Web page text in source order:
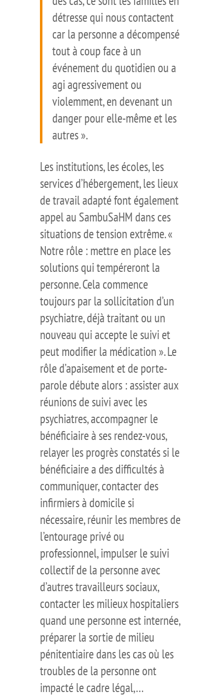
détresse qui nous contactent
car la personne a décompensé
tout à coup face à un
événement du quotidien ou a
agi agressivement ou
violemment, en devenant un
danger pour elle-même et les
autres ».
Les institutions, les écoles, les
services d’hébergement, les lieux
de travail adapté font également
appel au SambuSaHM dans ces
situations de tension extrême. «
Notre rôle : mettre en place les
solutions qui tempéreront la
personne. Cela commence
toujours par la sollicitation d’un
psychiatre, déjà traitant ou un
nouveau qui accepte le suivi et
peut modifier la médication ». Le
rôle d’apaisement et de porte-
parole débute alors : assister aux
réunions de suivi avec les
psychiatres, accompagner le
bénéficiaire à ses rendez-vous,
relayer les progrès constatés si le
bénéficiaire a des difficultés à
communiquer, contacter des
infirmiers à domicile si
nécessaire, réunir les membres de
l’entourage privé ou
professionnel, impulser le suivi
collectif de la personne avec
d’autres travailleurs sociaux,
contacter les milieux hospitaliers
quand une personne est internée,
préparer la sortie de milieu
pénitentiaire dans les cas où les
troubles de la personne ont
impacté le cadre légal,…